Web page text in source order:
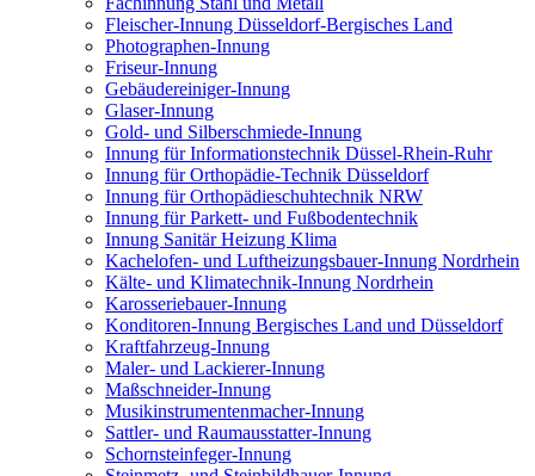
Fleischer-Innung Düsseldorf-Bergisches Land
Photographen-Innung
Friseur-Innung
Gebäudereiniger-Innung
Glaser-Innung
Gold- und Silberschmiede-Innung
Innung für Informationstechnik Düssel-Rhein-Ruhr
Innung für Orthopädie-Technik Düsseldorf
Innung für Orthopädieschuhtechnik NRW
Innung für Parkett- und Fußbodentechnik
Innung Sanitär Heizung Klima
Kachelofen- und Luftheizungsbauer-Innung Nordrhein
Kälte- und Klimatechnik-Innung Nordrhein
Karosseriebauer-Innung
Konditoren-Innung Bergisches Land und Düsseldorf
Kraftfahrzeug-Innung
Maler- und Lackierer-Innung
Maßschneider-Innung
Musikinstrumentenmacher-Innung
Sattler- und Raumausstatter-Innung
Schornsteinfeger-Innung